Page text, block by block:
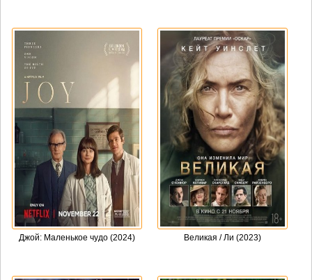
Джой: Маленькое чудо (2024) Великая / Ли (2023)